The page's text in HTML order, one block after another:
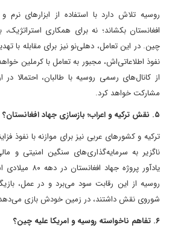
روسیه تلاش دارد با استفاده از ابزارهای نرم
افغانستان بکشاند؛ نه برای همکاری استراتژیک،
چین. در این تعامل، دهلی‌نو نیز برای مقابله با
نفوذ اطلاعاتی‌اش، مجبور به تعامل با کرملین
از کانال‌های رسمی روسیه با طالبان، احتمالا
مشارکت خواهد کرد.
۵. نقش ترکیه و اعراب؛ بازسازی جهاد افغانستان؟
ترکیه و کشورهای عربی نیز برای موازنه با نفوذ
ناگزیر به سرمایه‌گذاری‌های سنگین امنیتی و
یادآور پروژه
روسیه از این رقابت سود می‌برد و در عمل،
شوروی نقش داشتند، در زمین خودش بازی
۶. تفاهم ناخواسته روسیه و امریکا علیه چین؟